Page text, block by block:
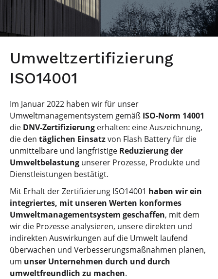
Umweltzertifizierung
ISO14001
Im Januar 2022 haben wir für unser
Umweltmanagementsystem gemäß ISO-Norm 14001
die DNV-Zertifizierung erhalten: eine Auszeichnung,
die den täglichen Einsatzvon Flash Battery für die
unmittelbare und langfristige Reduzierung der
Umweltbelastung unserer Prozesse, Produkte und
Dienstleistungen bestätigt.
Mit Erhalt der Zertifizierung ISO14001 haben wir ein
integriertes, mit unseren Werten konformes
Umweltmanagementsystem geschaffen, mit dem
wir die Prozesse analysieren, unsere direkten und
indirekten Auswirkungen auf die Umwelt laufend
überwachen und Verbesserungsmaßnahmen planen,
um unser Unternehmen durch und durch
umweltfreundlich zu machen.